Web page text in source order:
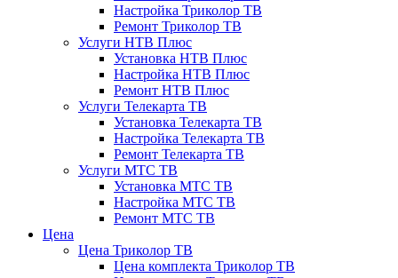
Настройка Триколор ТВ
Ремонт Триколор ТВ
Услуги НТВ Плюс
Установка НТВ Плюс
Настройка НТВ Плюс
Ремонт НТВ Плюс
Услуги Телекарта ТВ
Установка Телекарта ТВ
Настройка Телекарта ТВ
Ремонт Телекарта ТВ
Услуги МТС ТВ
Установка МТС ТВ
Настройка МТС ТВ
Ремонт МТС ТВ
Цена
Цена Триколор ТВ
Цена комплекта Триколор ТВ